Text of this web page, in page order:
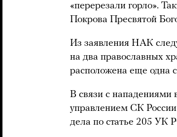
«перерезали горло».
Покрова Пресвятой
Из заявления НАК
на два православных
расположена еще одна
В связи с
управлением СК
дела по статье 205 УК